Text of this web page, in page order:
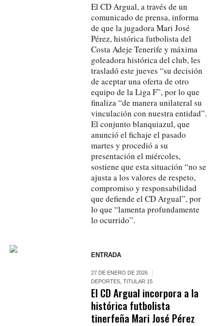
El CD Argual, a través de un
comunicado de prensa, informa
de que la jugadora Mari José
Pérez, histórica futbolista del
Costa Adeje Tenerife y máxima
goleadora histórica del club, les
trasladó este jueves “su decisión
de aceptar una oferta de otro
equipo de la Liga F”, por lo que
finaliza “de manera unilateral su
vinculación con nuestra entidad”.
El conjunto blanquiazul, que
anunció el fichaje el pasado
martes y procedió a su
presentación el miércoles,
sostiene que esta situación “no se
ajusta a los valores de respeto,
compromiso y responsabilidad
que defiende el CD Argual”, por
lo que “lamenta profundamente
lo ocurrido”.
ENTRADA
27 DE ENERO DE 2026
DEPORTES ,TITULAR 15
El CD Argual incorpora a la
histórica futbolista
tinerfeña Mari José Pérez